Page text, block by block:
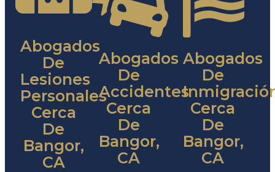
Abogados
De
Lesiones
Personales
Cerca
De
Bangor,
CA
Abogados
De
Accidentes
Cerca
De
Bangor,
CA
Abogados
De
Cerca
De
Bangor,
CA